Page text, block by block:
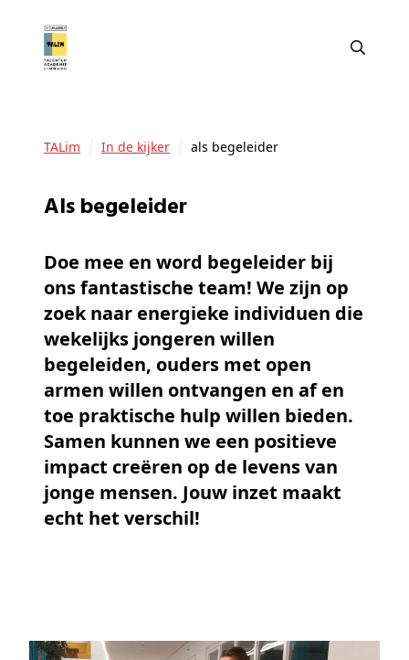
TALim In de kijker als begeleider
als begeleider
Doe mee en word begeleider bij
ons fantastische team! We zijn op
zoek naar energieke individuen die
wekelijks jongeren willen
begeleiden, ouders met open
armen willen ontvangen en af en
toe praktische hulp willen bieden.
Samen kunnen we een positieve
impact creëren op de levens van
jonge mensen. Jouw inzet maakt
echt het verschil!